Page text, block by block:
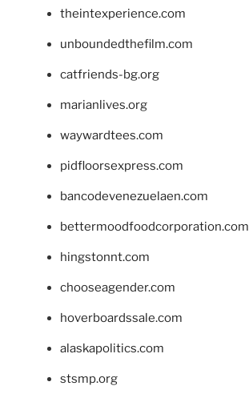
theintexperience.com
unboundedthefilm.com
catfriends-bg.org
marianlives.org
waywardtees.com
pidfloorsexpress.com
bancodevenezuelaen.com
bettermoodfoodcorporation.com
hingstonnt.com
chooseagender.com
hoverboardssale.com
alaskapolitics.com
stsmp.org